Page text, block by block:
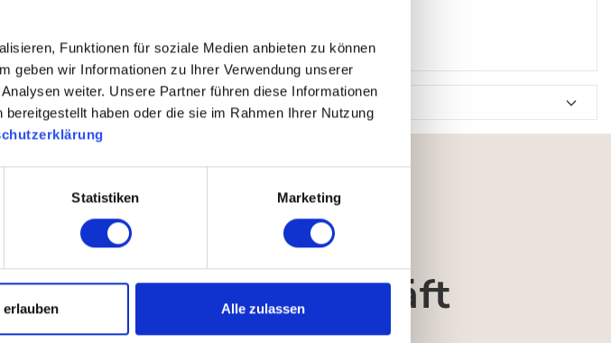
Funktionen für soziale Medien anbieten zu können
geben wir Informationen zu Ihrer Verwendung unserer
weiter. Unsere Partner führen diese Informationen
haben oder die sie im Rahmen Ihrer Nutzung
Statistiken Marketing
Alle zulassen
unser Ladengeschäft